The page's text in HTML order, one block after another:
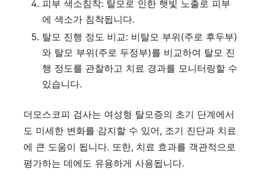
피부 색소침착: 탈모로 인한 햇빛 노출로 피부
에 색소가 침착됩니다.
탈모 진행 정도 비교: 비탈모 부위(주로 후두부)
와 탈모 부위(주로 두정부)를 비교하여 탈모 진
행 정도를 관찰하고 치료 경과를 모니터링할 수
있습니다.
더모스코피 검사는 여성형 탈모증의 초기 단계에서
도 미세한 변화를 감지할 수 있어, 조기 진단과 치료
에 큰 도움이 됩니다. 또한, 치료 효과를 객관적으로
평가하는 데에도 유용하게 사용됩니다.